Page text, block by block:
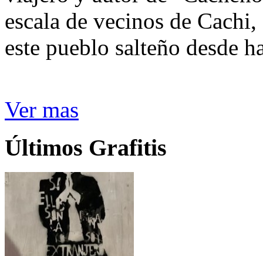
escala de vecinos de
este pueblo salteño desde
Ver mas
Últimos Grafitis